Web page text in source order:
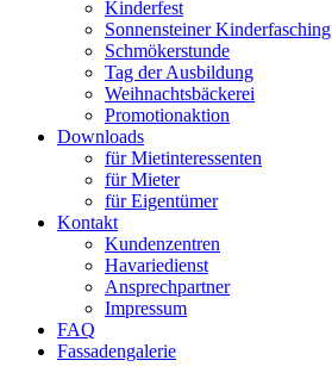
Kinderfest
Sonnensteiner Kinderfasching
Schmökerstunde
Tag der Ausbildung
Weihnachtsbäckerei
Promotionaktion
Downloads
für Mietinteressenten
für Mieter
für Eigentümer
Kontakt
Kundenzentren
Havariedienst
Ansprechpartner
Impressum
FAQ
Fassadengalerie